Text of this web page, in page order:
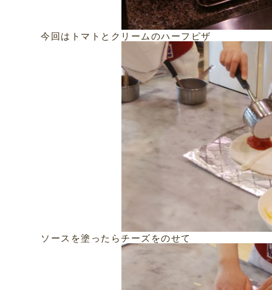
今回はトマトとクリームのハーフピザ
ソースを塗ったらチーズをのせて